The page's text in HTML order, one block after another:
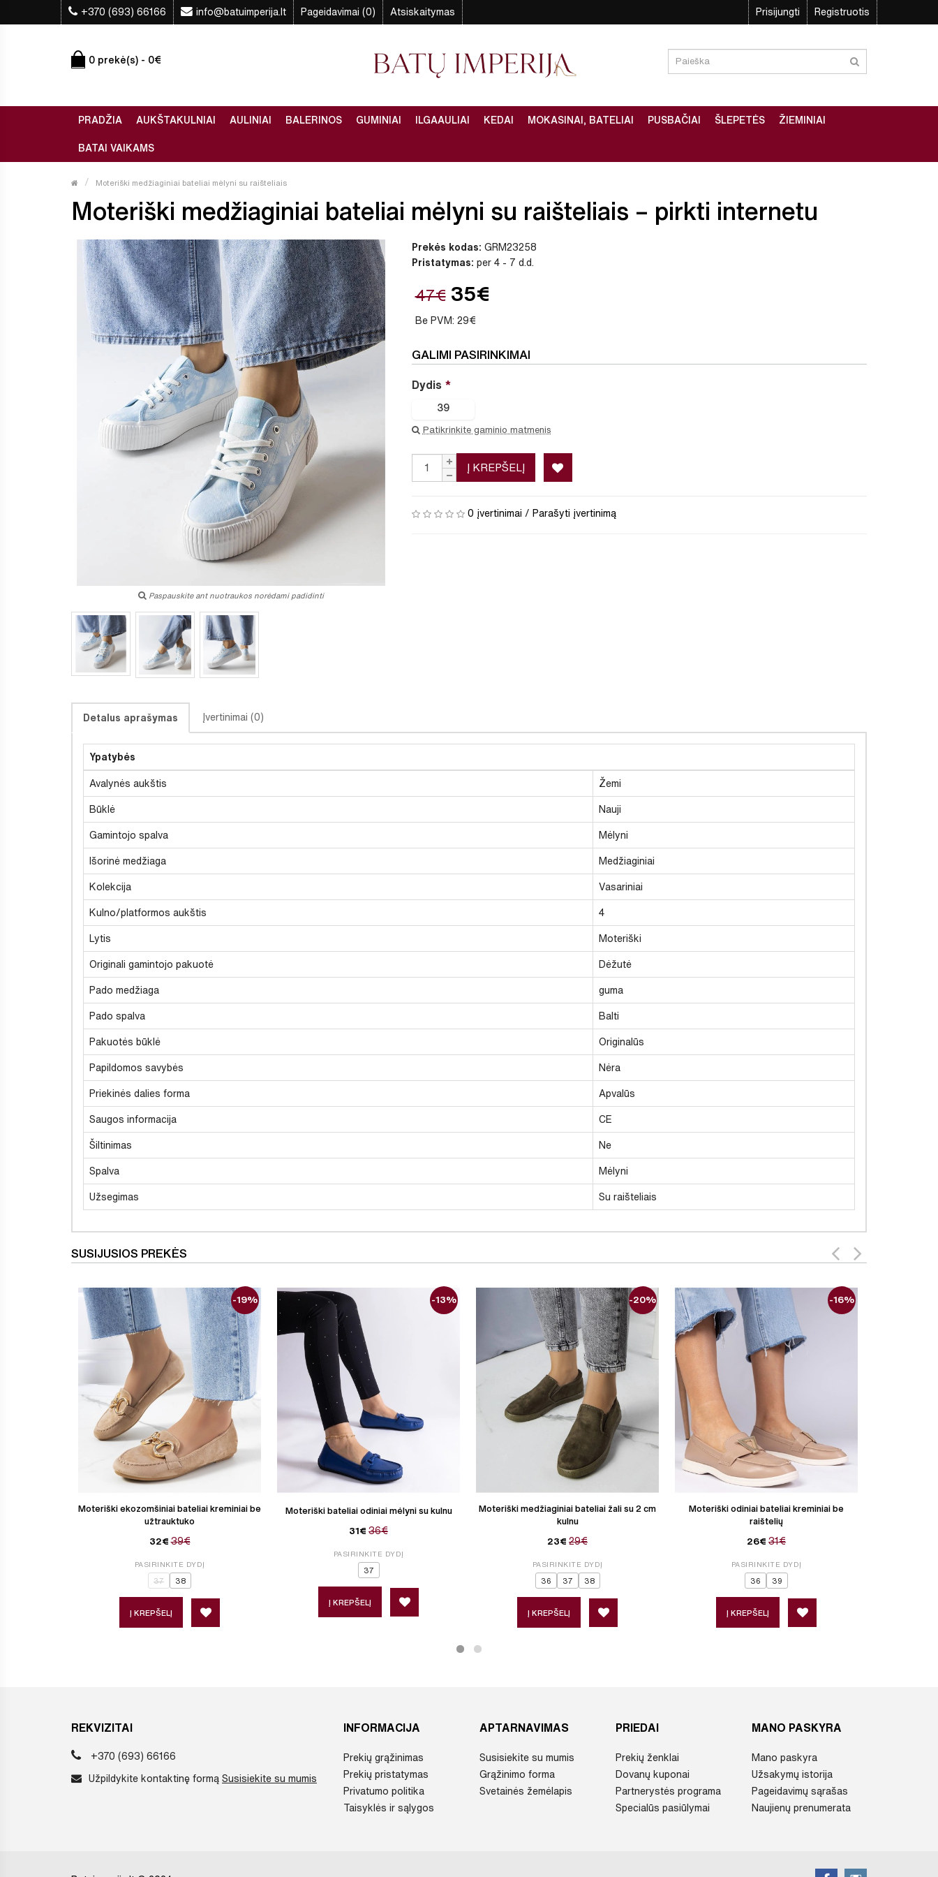
+370 (693) 66166 info@batuimperija.lt Pageidavimai (0) Atsiskaitymas Prisijungti Registruotis
0 prekė(s) - 0€
PRADŽIA AUKŠTAKULNIAI AULINIAI BALERINOS GUMINIAI ILGAAULIAI KEDAI MOKASINAI, BATELIAI PUSBAČIAI ŠLEPETĖS ŽIEMINIAI
BATAI VAIKAMS
Moteriški medžiaginiai bateliai mėlyni su raišteliais
Moteriški medžiaginiai bateliai mėlyni su raišteliais – pirkti internetu
Paspauskite ant nuotraukos norėdami padidinti
Prekės kodas: GRM23258
Pristatymas: per 4 - 7 d.d.
47€ 35€
Be PVM: 29€
GALIMI PASIRINKIMAI
Dydis
39
Patikrinkite gaminio matmenis
Į KREPŠELĮ
0 įvertinimai / Parašyti įvertinimą
Detalus aprašymas Įvertinimai (0)
Ypatybės
Avalynės aukštis Žemi
Būklė Nauji
Gamintojo spalva Mėlyni
Išorinė medžiaga Medžiaginiai
Kolekcija Vasariniai
Kulno/platformos aukštis 4
Lytis Moteriški
Originali gamintojo pakuotė Dėžutė
Pado medžiaga guma
Pado spalva Balti
Pakuotės būklė Originalūs
Papildomos savybės Nėra
Priekinės dalies forma Apvalūs
Saugos informacija CE
Šiltinimas Ne
Spalva Mėlyni
Užsegimas Su raišteliais
SUSIJUSIOS PREKĖS
Moteriški ekozomšiniai bateliai kreminiai be
užtrauktuko
32€ 39€
-19%
PASIRINKITE DYDĮ
37 38
Į KREPŠELĮ
Moteriški bateliai odiniai mėlyni su kulnu
31€ 36€
-13%
PASIRINKITE DYDĮ
37
Į KREPŠELĮ
Moteriški medžiaginiai bateliai žali su 2 cm
kulnu
23€ 29€
-20%
PASIRINKITE DYDĮ
36 37 38
Į KREPŠELĮ
Moteriški odiniai bateliai kreminiai be
raištelių
26€ 31€
-16%
PASIRINKITE DYDĮ
36 39
Į KREPŠELĮ
REKVIZITAI
+370 (693) 66166
Užpildykite kontaktinę formą Susisiekite su mumis
INFORMACIJA
Prekių grąžinimas
Prekių pristatymas
Privatumo politika
Taisyklės ir sąlygos
APTARNAVIMAS
Susisiekite su mumis
Grąžinimo forma
Svetainės žemėlapis
PRIEDAI
Prekių ženklai
Dovanų kuponai
Partnerystės programa
Specialūs pasiūlymai
MANO PASKYRA
Mano paskyra
Užsakymų istorija
Pageidavimų sąrašas
Naujienų prenumerata